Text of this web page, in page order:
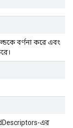
বর্ণনা করে এবং
এর